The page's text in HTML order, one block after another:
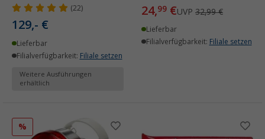
(22)
129,- €
Lieferbar
Filialverfügbarkeit: Filiale setzen
Weitere Ausführungen
erhältlich
24,99 €UVP 32,99 €
Lieferbar
Filialverfügbarkeit: Filiale setzen
%